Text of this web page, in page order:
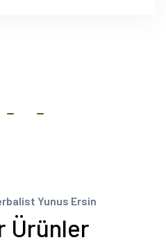
Yunus Ersin
Ürünler